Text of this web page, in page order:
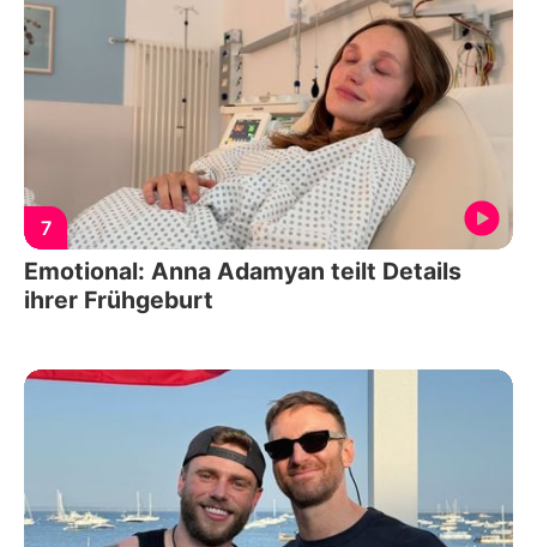
7
Emotional: Anna Adamyan teilt Details
ihrer Frühgeburt